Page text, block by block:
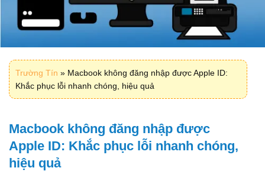
Trường Tín » Macbook không đăng nhập được Apple ID:
Khắc phục lỗi nhanh chóng, hiệu quả
Macbook không đăng nhập được
Apple ID: Khắc phục lỗi nhanh chóng,
hiệu quả